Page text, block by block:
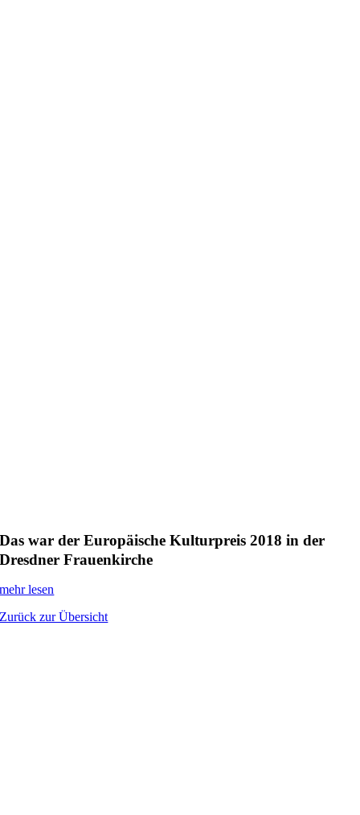
Das war der Europäische Kulturpreis 2018 in der
Dresdner Frauenkirche
mehr lesen
Zurück zur Übersicht